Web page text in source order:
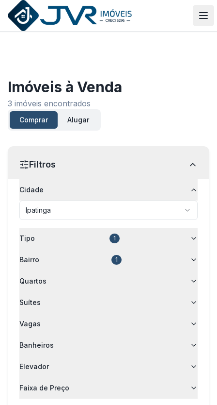
JVR Imóveis
Imóveis à Venda
3 imóveis encontrados
Comprar Alugar
Filtros
Cidade
Ipatinga
Tipo 1
Bairro 1
Quartos
Suítes
Vagas
Banheiros
Elevador
Faixa de Preço